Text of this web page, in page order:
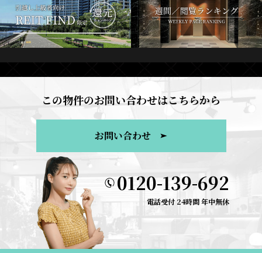
この物件のお問い合わせはこちらから
お問い合わせ
0120-139-692
電話受付 24時間 年中無休